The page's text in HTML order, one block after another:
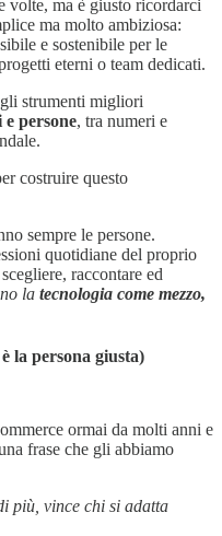
volte, ma è giusto ricordarci
ma molto ambiziosa:
e sostenibile per le
eterni o team dedicati.
strumenti migliori
persone, tra numeri e
costruire questo
sempre le persone.
quotidiane del proprio
raccontare ed
la tecnologia come mezzo,
la persona giusta)
ormai da molti anni e
frase che gli abbiamo
più, vince chi si adatta